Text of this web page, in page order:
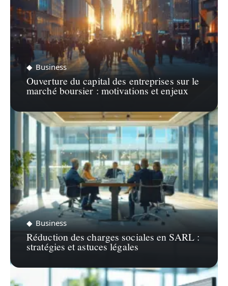
Business
Ouverture du capital des entreprises sur le
marché boursier : motivations et enjeux
Business
Réduction des charges sociales en SARL :
stratégies et astuces légales